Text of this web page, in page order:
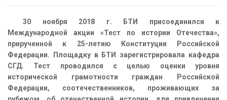
30 ноября 2018 г. БТИ присоединился к
Международной акции «Тест по истории Отечества»,
прирученной к 25-летию Конституции Российской
Федерации. Площадку в БТИ зарегистрировала кафедра
СГД. Тест проводился с целью оценки уровня
исторической грамотности граждан Российской
Федерации, соотечественников, проживающих за